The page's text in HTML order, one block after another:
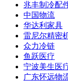
兆丰制冷配
中国物流
华达利家具
雷尼尔精密
众力冷链
鱼跃医疗
宁波美生医
广东怀远物